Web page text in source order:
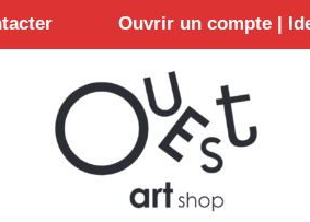
Ouvrir un compte |